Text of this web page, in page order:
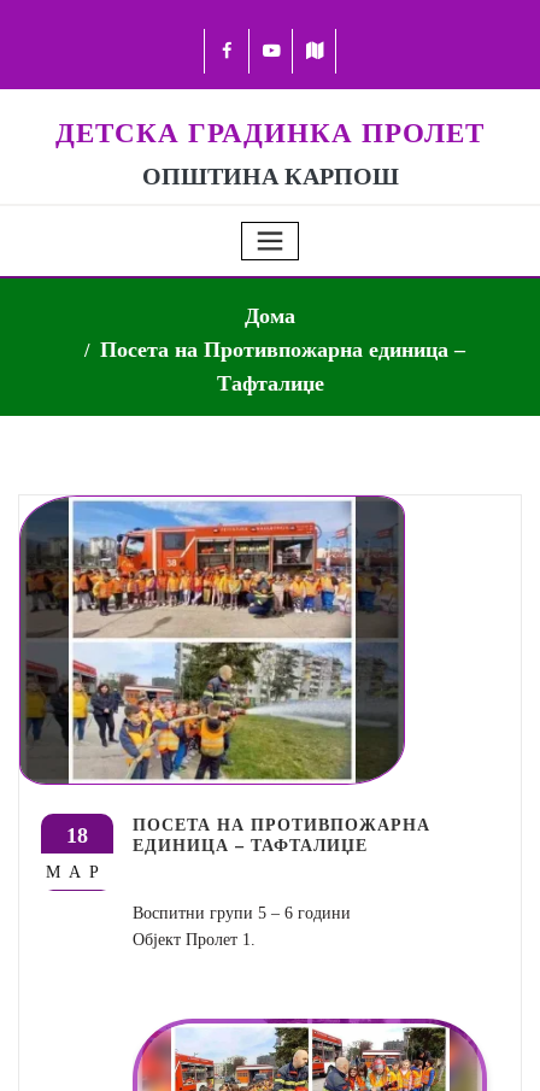
ДЕТСКА ГРАДИНКА ПРОЛЕТ
ОПШТИНА КАРПОШ
Дома
Посета на Противпожарна единица –
Тафталиџе
18
МАР
ПОСЕТА НА ПРОТИВПОЖАРНА
ЕДИНИЦА – ТАФТАЛИЏЕ
Воспитни групи 5 – 6 години
Објект Пролет 1.